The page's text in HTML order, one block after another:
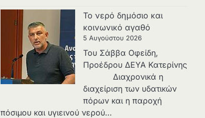
Το νερό δημόσιο και
κοινωνικό αγαθό
5 Αυγούστου 2026
Του Σάββα Οφείδη,
Προέδρου ΔΕΥΑ Κατερίνης
Διαχρονικά η
διαχείριση των υδατικών
πόρων και η παροχή
πόσιμου και υγιεινού νερού…